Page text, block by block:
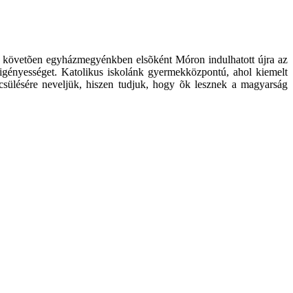
egyházmegyénkben elsõként Móron indulhatott újra az
Katolikus iskolánk gyermekközpontú, ahol kiemelt
neveljük, hiszen tudjuk, hogy õk lesznek a magyarság